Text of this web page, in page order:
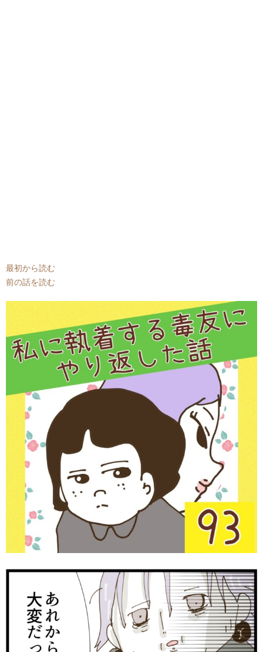
最初から読む
前の話を読む